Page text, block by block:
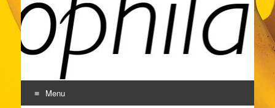
Menu